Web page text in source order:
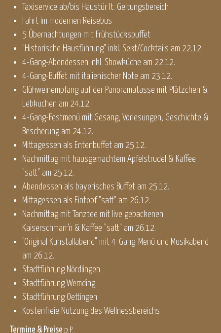
Taxiservice ab/bis Haustür lt. Geltungsbereich
Fahrt im modernen Reisebus
5 Übernachtungen mit Frühstücksbuffet
"Historische Hausführung" inkl. Sekt/Cocktails am 22.12.
4-Gang-Abendessen inkl. Showküche am 22.12.
4-Gang-Buffet mit italienischer Note am 23.12.
Glühweinempfang auf der Panoramatasse mit Plätzchen &
Lebkuchen am 24.12.
4-Gang-Festmenü mit Gesang, Vorlesungen, Geschichte &
Bescherung am 24.12.
Mittagessen als Entenbuffet am 25.12.
Nachmittag mit hausgemachtem Apfelstrudel & Kaffee
"satt" am 25.12.
Abendessen als bayerisches Buffet am 25.12.
Mittagessen als Eintopf "satt" am 26.12.
Nachmittag mit Tanztee mit live gebackenen
Kaiserschmarr'n & Kaffee "satt" am 26.12.
"Original Kuhstallabend" mit 4-Gang-Menü und Musikabend
am 26.12.
Stadtführung Nördlingen
Stadtführung Wemding
Stadtführung Oettingen
Kostenfreie Nutzung des Wellnessbereichs
Termine & Preise p.P.